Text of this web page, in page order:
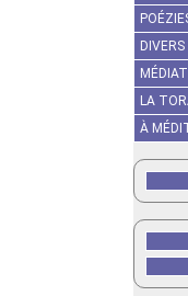
DIVERS
LA
À